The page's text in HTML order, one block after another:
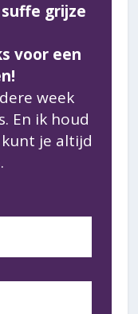
grijze
voor een
week
En ik houd
kunt je altijd